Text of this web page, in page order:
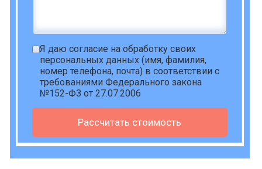
Я даю согласие на обработку своих
персональных данных (имя, фамилия,
номер телефона, почта) в соответствии с
требованиями Федерального закона
№152-ФЗ от 27.07.2006
Рассчитать стоимость